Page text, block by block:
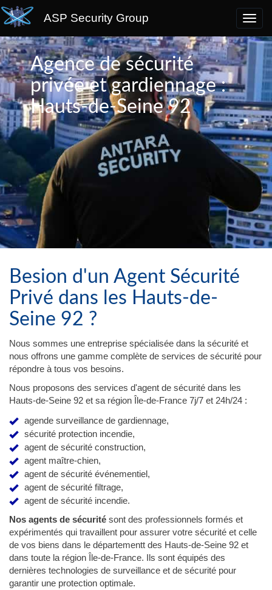
ASP Security Group
Agence de sécurité
privée et gardiennage :
Hauts-de-Seine 92
Besion d'un Agent Sécurité
Privé dans les Hauts-de-
Seine 92 ?
Nous sommes une entreprise spécialisée dans la sécurité et
nous offrons une gamme complète de services de sécurité pour
répondre à tous vos besoins.
Nous proposons des services d'agent de sécurité dans les
Hauts-de-Seine 92 et sa région Île-de-France 7j/7 et 24h/24 :
agende surveillance de gardiennage,
sécurité protection incendie,
agent de sécurité construction,
agent maître-chien,
agent de sécurité événementiel,
agent de sécurité filtrage,
agent de sécurité incendie.
Nos agents de sécurité sont des professionnels formés et
expérimentés qui travaillent pour assurer votre sécurité et celle
de vos biens dans le départementt des Hauts-de-Seine 92 et
dans toute la région Île-de-France. Ils sont équipés des
dernières technologies de surveillance et de sécurité pour
garantir une protection optimale.